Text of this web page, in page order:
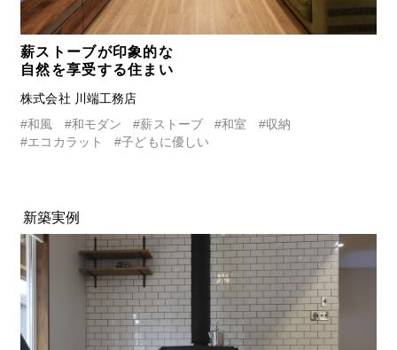
薪ストーブが印象的な
自然を享受する住まい
株式会社 川端工務店
#和風
#和モダン #薪ストーブ #和室
#収納
#エコカラット
#子どもに優しい
新築実例